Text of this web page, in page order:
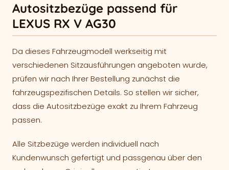
Autositzbezüge passend für
LEXUS RX V AG30
Da dieses Fahrzeugmodell werkseitig mit
verschiedenen Sitzausführungen angeboten wurde,
prüfen wir nach Ihrer Bestellung zunächst die
fahrzeugspezifischen Details. So stellen wir sicher,
dass die Autositzbezüge exakt zu Ihrem Fahrzeug
passen.
Alle Sitzbezüge werden individuell nach
Kundenwunsch gefertigt und passgenau über den